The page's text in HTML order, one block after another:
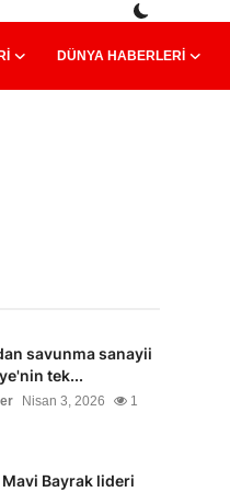
DÜNYA HABERLERI
savunma sanayii
tek...
Nisan 3, 2026 1
Mavi Bayrak lideri